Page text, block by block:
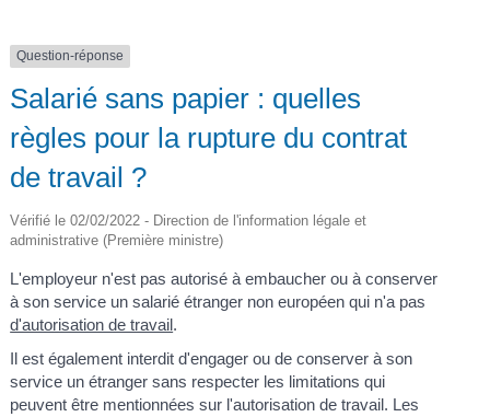
Question-réponse
Salarié sans papier : quelles
règles pour la rupture du contrat
de travail ?
Vérifié le 02/02/2022 - Direction de l'information légale et
administrative (Première ministre)
L'employeur n'est pas autorisé à embaucher ou à conserver
à son service un salarié étranger non européen qui n'a pas
d'autorisation de travail.
Il est également interdit d'engager ou de conserver à son
service un étranger sans respecter les limitations qui
peuvent être mentionnées sur l'autorisation de travail. Les